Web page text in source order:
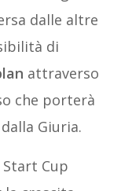
dalle altre
di
attraverso
che porterà
Giuria.
Cup